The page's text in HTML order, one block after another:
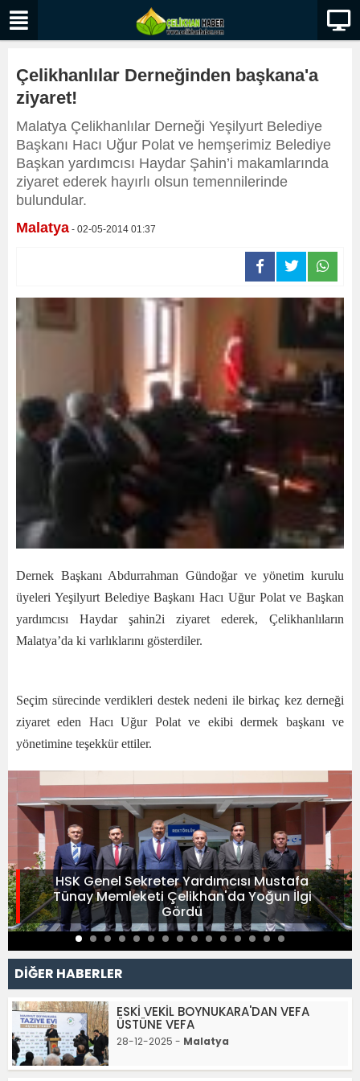
Çelikhanlılar Derneğinden başkana'a
ziyaret!
Malatya Çelikhanlılar Derneği Yeşilyurt Belediye
Başkanı Hacı Uğur Polat ve hemşerimiz Belediye
Başkan yardımcısı Haydar Şahin’i makamlarında
ziyaret ederek hayırlı olsun temennilerinde
bulundular.
Malatya - 02-05-2014 01:37
Dernek Başkanı Abdurrahman Gündoğar ve yönetim kurulu
üyeleri Yeşilyurt Belediye Başkanı Hacı Uğur Polat ve Başkan
yardımcısı Haydar şahin2i ziyaret ederek, Çelikhanlıların
Malatya’da ki varlıklarını gösterdiler.
Seçim sürecinde verdikleri destek nedeni ile birkaç kez derneği
ziyaret eden Hacı Uğur Polat ve ekibi dermek başkanı ve
yönetimine teşekkür ettiler.
HSK Genel Sekreter Yardımcısı Mustafa
Tünay Memleketi Çelikhan'da Yoğun İlgi
Gördü
DİĞER HABERLER
ESKİ VEKİL BOYNUKARA'DAN VEFA
ÜSTÜNE VEFA
28-12-2025 - Malatya